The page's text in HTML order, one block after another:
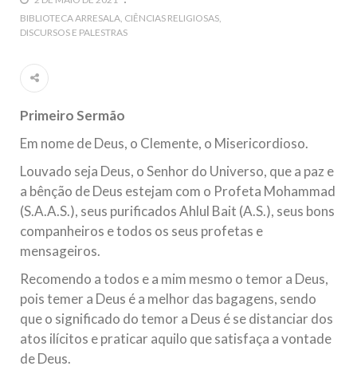
5 DE NOVEMBRO DE 2013
Ano Novo Islâmico e Início de Muharam
Islâmico no Brasil parabeniza a nação islâmica pela chegada
no ano novo muçulmano de 1435 Hejrita. Desejamos a
todos os irmãos e irmãs um novo
10 DE NOVEMBRO DE 2013
Falecimento do Imam Ali Ibn Al-Hussein
Em nome de Deus, o Clemente, o Misericordioso! Diante da
data em que relembramos o martírio do quarto Imam dos
muçulmanos, o Imam Ali Ibn Al-Hussein Ibn Ali Ibn Abi Táleb
(A.S.), conhecido por “Zein Al-Ábidin” (Formosura
NOTÍCIAS
Centro Islâmico no Brasil recebe o ex-
ministro das Relações Exteriores da
República Islâmica do Irã
BIBLIOTECA ARRESALA CIÊNCIAS RELIGIOSAS
DISCURSOS E PALESTRAS
Primeiro Sermão
Em nome de Deus, o Clemente, o Misericordioso.
Louvado seja Deus, o Senhor do Universo, que a paz e
a bênção de Deus estejam com o Profeta Mohammad
(S.A.A.S.), seus purificados Ahlul Bait (A.S.), seus bons
companheiros e todos os seus profetas e
mensageiros.
Recomendo a todos e a mim mesmo o temor a Deus,
pois temer a Deus é a melhor das bagagens, sendo
que o significado do temor a Deus é se distanciar dos
atos ilícitos e praticar aquilo que satisfaça a vontade
de Deus.